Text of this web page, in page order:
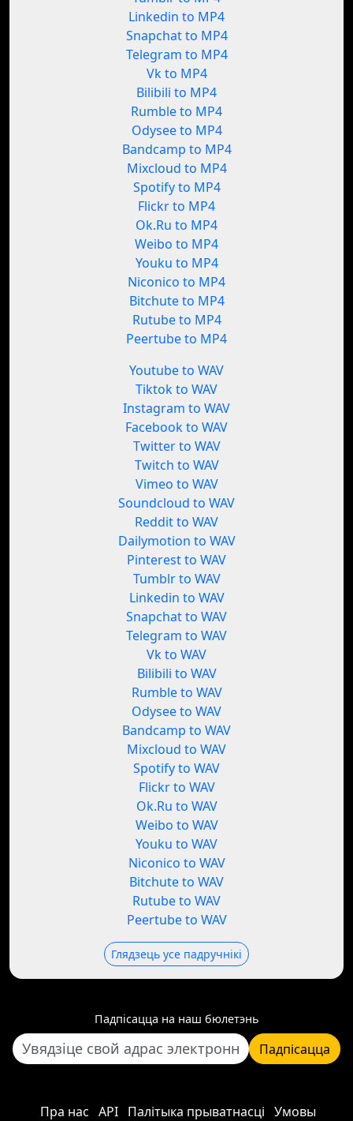
Linkedin to MP4
Snapchat to MP4
Telegram to MP4
Vk to MP4
Bilibili to MP4
Rumble to MP4
Odysee to MP4
Bandcamp to MP4
Mixcloud to MP4
Spotify to MP4
Flickr to MP4
Ok.Ru to MP4
Weibo to MP4
Youku to MP4
Niconico to MP4
Bitchute to MP4
Rutube to MP4
Peertube to MP4
Youtube to WAV
Tiktok to WAV
Instagram to WAV
Facebook to WAV
Twitter to WAV
Twitch to WAV
Vimeo to WAV
Soundcloud to WAV
Reddit to WAV
Dailymotion to WAV
Pinterest to WAV
Tumblr to WAV
Linkedin to WAV
Snapchat to WAV
Telegram to WAV
Vk to WAV
Bilibili to WAV
Rumble to WAV
Odysee to WAV
Bandcamp to WAV
Mixcloud to WAV
Spotify to WAV
Flickr to WAV
Ok.Ru to WAV
Weibo to WAV
Youku to WAV
Niconico to WAV
Bitchute to WAV
Rutube to WAV
Peertube to WAV
Глядзець усе падручнікі
Падпісацца на наш бюлетэнь
Падпісацца
Пра нас API Палітыка прыватнасці Умовы